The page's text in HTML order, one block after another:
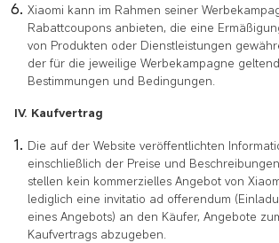
Xiaomi kann im Rahmen seiner
Rabattcoupons anbieten, die eine
von Produkten oder Dienstleistungen
der für die jeweilige Werbekampagne
Bestimmungen und Bedingungen.
IV. Kaufvertrag
Die auf der Website veröffentlichten
einschließlich der Preise und
stellen kein kommerzielles Angebot von
lediglich eine invitatio ad offerendum
eines Angebots) an den Käufer, Angebote
Kaufvertrags abzugeben.